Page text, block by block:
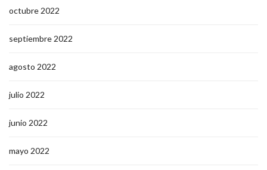
octubre 2022
septiembre 2022
agosto 2022
julio 2022
junio 2022
mayo 2022